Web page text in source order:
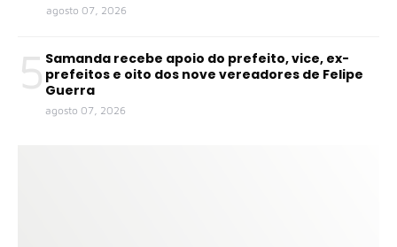
agosto 07, 2026
5 Samanda recebe apoio do prefeito, vice, ex-
prefeitos e oito dos nove vereadores de Felipe
Guerra
agosto 07, 2026